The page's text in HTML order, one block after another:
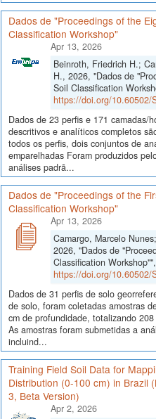
Dados de "Proceedings of the
Classification Workshop"
Apr 13, 2026
Beinroth, Friedrich H.;
H., 2026, "Dados de
Soil Classification
https://doi.org/10.60502/
Dados de 23 perfis e 171 camadas/
descritivos e analíticos completos
todos os perfis, dois conjuntos de
emparelhadas Foram produzidos
análises padrã...
Dados de "Proceedings of the
Classification Workshop"
Apr 13, 2026
Camargo, Marcelo
2026, "Dados de
Classification Workshop"",
https://doi.org/10.60502/
Dados de 31 perfis de solo
de solo, foram coletadas amostras
cm de profundidade, totalizando
As amostras foram submetidas a
incluind...
Training Field Soil Data for
Distribution (0-100 cm) in Brazil
3, Beta Version)
Apr 2, 2026